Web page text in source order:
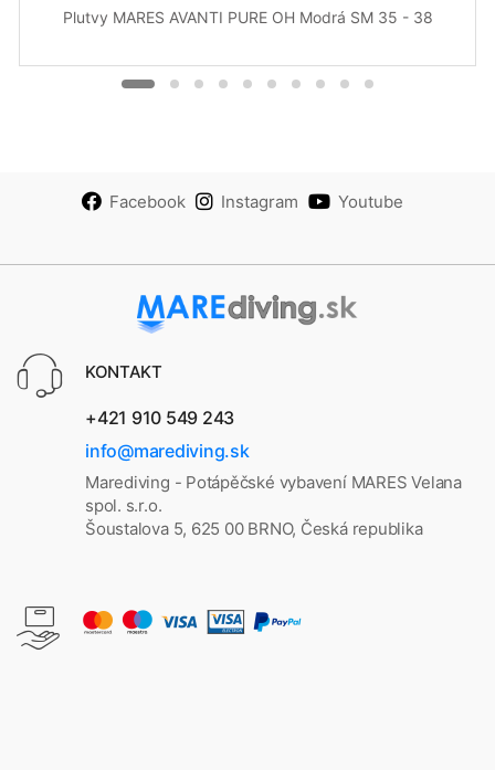
Plutvy MARES AVANTI PURE OH Modrá SM 35 - 38
Facebook Instagram Youtube
KONTAKT
+421 910 549 243
info@marediving.sk
Marediving - Potápěčské vybavení MARES Velana
spol. s.r.o.
Šoustalova 5, 625 00 BRNO, Česká republika